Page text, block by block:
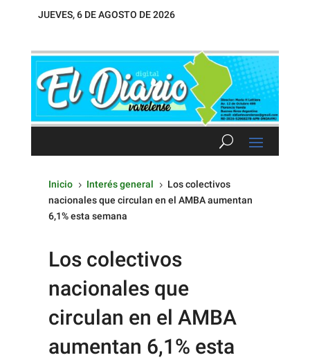
JUEVES, 6 DE AGOSTO DE 2026
Inicio 5 Interés general 5 Los colectivos
nacionales que circulan en el AMBA aumentan
6,1% esta semana
Los colectivos
nacionales que
circulan en el AMBA
aumentan 6,1% esta